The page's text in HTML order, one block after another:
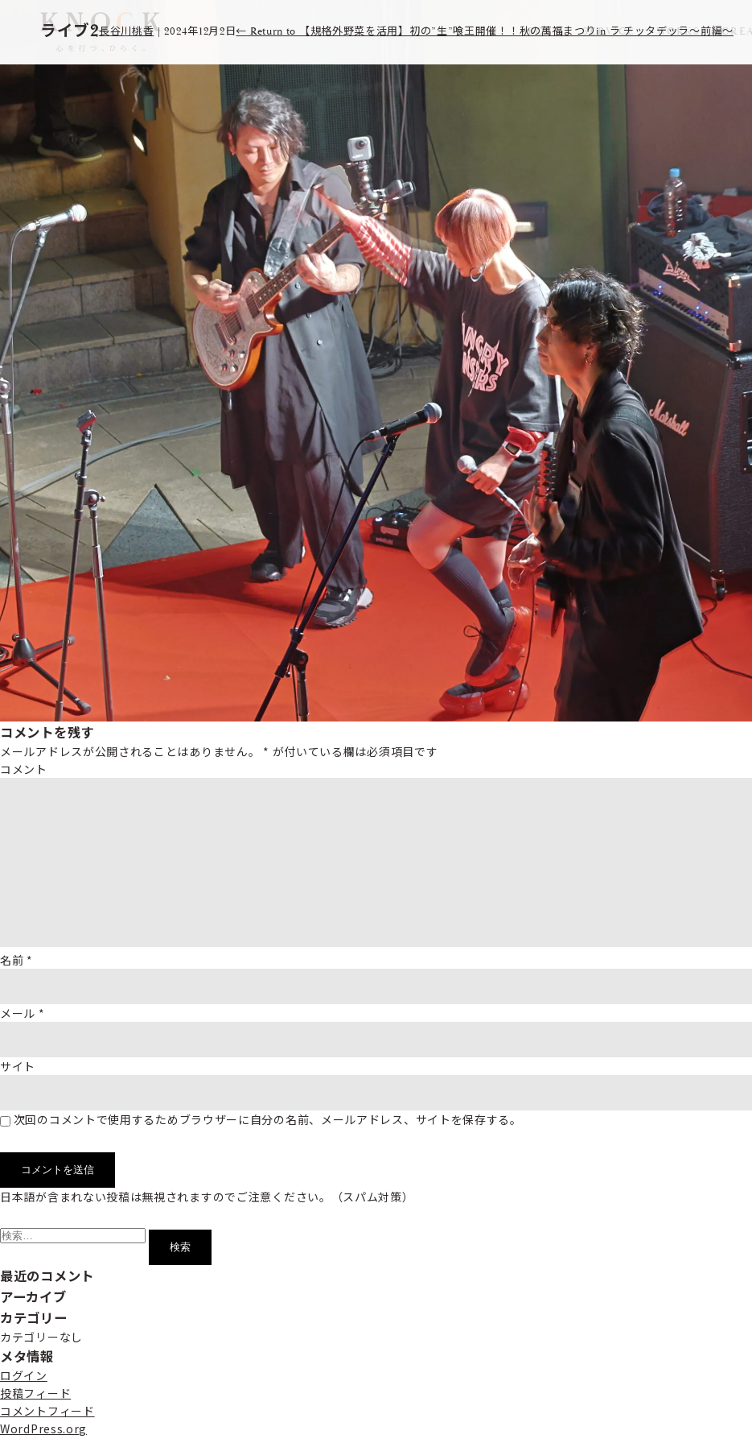
ABOUT SERVICE WORKS
ライブ2長谷川桃香 |2024年12月2日← Return to 【規格外野菜を活用】初の”生”喰王開催！！秋の萬福まつりin ラ チッタデッラ～前編～
コメントを残す
メールアドレスが公開されることはありません。 * が付いている欄は必須項目です
コメント
名前 *
メール *
サイト
次回のコメントで使用するためブラウザーに自分の名前、メールアドレス、サイトを保存する。
日本語が含まれない投稿は無視されますのでご注意ください。（スパム対策）
索:
最近のコメント
アーカイブ
カテゴリー
カテゴリーなし
メタ情報
ログイン
投稿フィード
コメントフィード
WordPress.org